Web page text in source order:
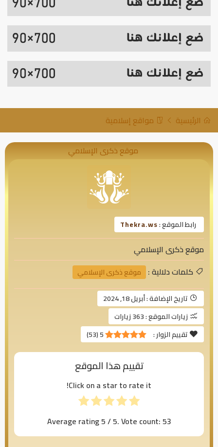
الرئيسية مواقع إسلامية
موقع ذكرى الإسلامي
رابط الموقع :Thekra.ws
موقع ذكرى الإسلامي
كلمات دلالية :
موقع ذكرى الإسلامي
تاريخ الإضافة :أبريل 18, 2024
زيارات الموقع :363 زيارات
تقييم الزوار :
5
(
53
)
تقييم هذا الموقع
Click on a star to rate it!
Average rating5/ 5. Vote count:53